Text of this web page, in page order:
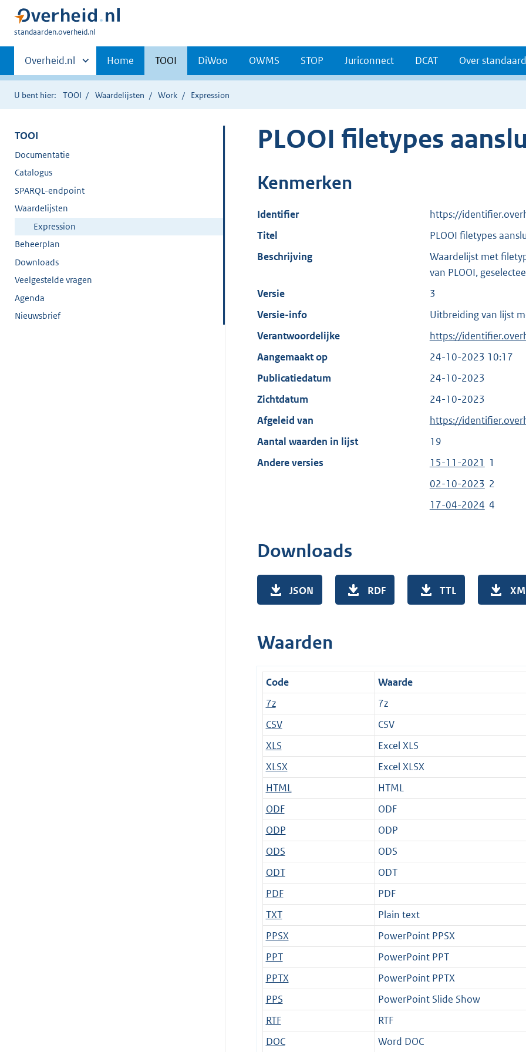
U
hier:
standaarden.overheid.nl
Primaire
navigatie
Andere
sites
binnen
Overheid.nl Home TOOI DiWoo OWMS STOP Juriconnect DCAT Over
U bent hier: TOOI Waardelijsten Work Expression
TOOI
Documentatie
Catalogus
SPARQL-endpoint
Waardelijsten
Expression
Beheerplan
Downloads
Veelgestelde vragen
Agenda
Nieuwsbrief
PLOOI filetypes
Kenmerken
Identifier
https://
Titel
PLOOI filetypes
Beschrijving
Waardelijst met
van PLOOI,
Versie
3
Versie-info
Uitbreiding van lijst
Verantwoordelijke
https://
Aangemaakt op
24-10-2023 10:17
Publicatiedatum
24-10-2023
Zichtdatum
24-10-2023
Afgeleid van
https://
Aantal waarden in lijst
19
Andere versies
15-11-2021 1
02-10-2023 2
17-04-2024 4
Downloads
JSON RDF TTL
Waarden
Code
Waarde
7z
7z
CSV
CSV
XLS
Excel XLS
XLSX
Excel XLSX
HTML
HTML
ODF
ODF
ODP
ODP
ODS
ODS
ODT
ODT
PDF
PDF
TXT
Plain text
PPSX
PowerPoint PPSX
PPT
PowerPoint PPT
PPTX
PowerPoint PPTX
PPS
PowerPoint Slide Show
RTF
RTF
DOC
Word DOC